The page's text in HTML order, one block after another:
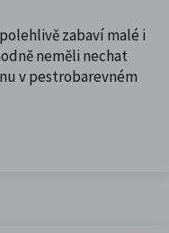
zabaví malé i
neměli nechat
v pestrobarevném